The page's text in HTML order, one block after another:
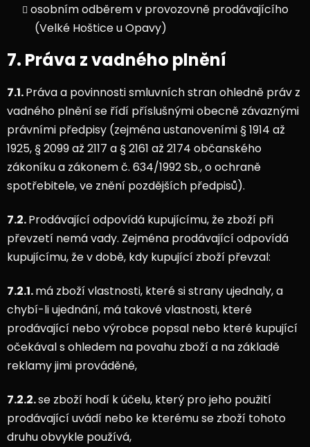
osobním odběrem v provozovně prodávajícího
(Velké Hoštice u Opavy)
7. Práva z vadného plnění
7.1.Práva a povinnosti smluvních stran ohledně práv z
vadného plnění se řídí příslušnými obecně závaznými
právními předpisy (zejména ustanoveními § 1914 až
1925, § 2099 až 2117 a § 2161 až 2174 občanského
zákoníku a zákonem č. 634/1992 Sb., o ochraně
spotřebitele, ve znění pozdějších předpisů).
7.2.Prodávající odpovídá kupujícímu, že zboží při
převzetí nemá vady. Zejména prodávající odpovídá
kupujícímu, že v době, kdy kupující zboží převzal:
7.2.1.má zboží vlastnosti, které si strany ujednaly, a
chybí-li ujednání, má takové vlastnosti, které
prodávající nebo výrobce popsal nebo které kupující
očekával s ohledem na povahu zboží a na základě
reklamy jimi prováděné,
7.2.2.se zboží hodí k účelu, který pro jeho použití
prodávající uvádí nebo ke kterému se zboží tohoto
druhu obvykle používá,